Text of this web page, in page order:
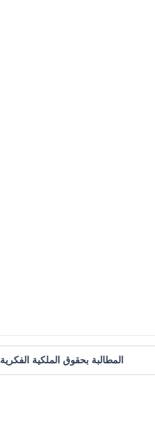
المطالبة بحقوق الملكية الفكرية